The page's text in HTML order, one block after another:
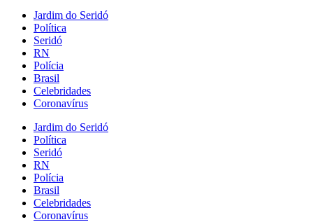
Jardim do Seridó
Política
Seridó
RN
Polícia
Brasil
Celebridades
Coronavírus
Jardim do Seridó
Política
Seridó
RN
Polícia
Brasil
Celebridades
Coronavírus